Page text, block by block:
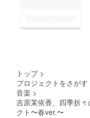
トップ >
プロジェクトをさがす
音楽 >
吉原茉依香、四季折
クト〜春ver.〜